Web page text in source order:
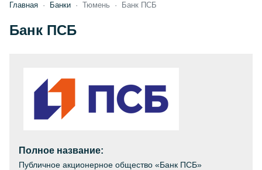
Главная Банки Тюмень Банк ПСБ
Банк ПСБ
Полное название:
Публичное акционерное общество «Банк ПСБ»